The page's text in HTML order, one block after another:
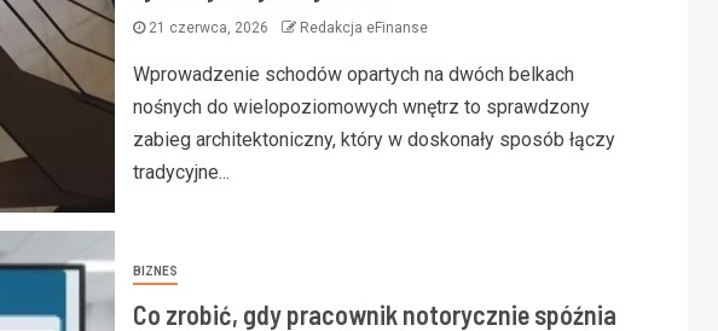
21 czerwca, 2026 Redakcja eFinanse
Wprowadzenie schodów opartych na dwóch belkach
nośnych do wielopoziomowych wnętrz to sprawdzony
zabieg architektoniczny, który w doskonały sposób łączy
tradycyjne...
BIZNES
Co zrobić, gdy pracownik notorycznie spóźnia